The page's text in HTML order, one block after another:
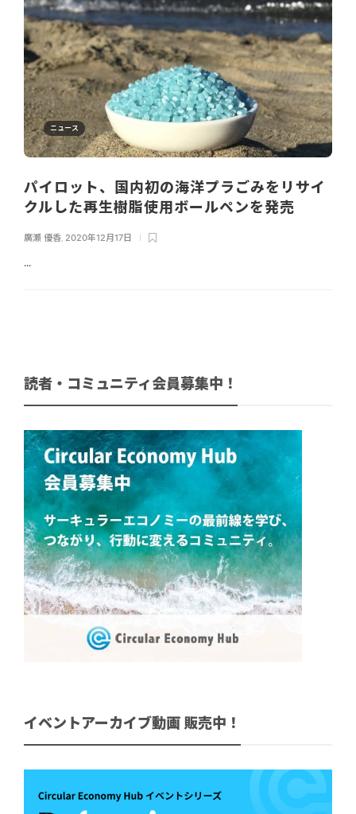
ニュース
パイロット、国内初の海洋プラごみをリサイ
クルした再生樹脂使用ボールペンを発売
廣瀬 優香, 2020年12月17日
...
読者・コミュニティ会員募集中！
イベントアーカイブ動画 販売中！